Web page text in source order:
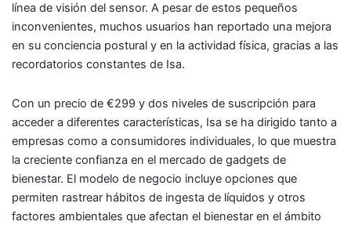
línea de visión del sensor. A pesar de estos pequeños
inconvenientes, muchos usuarios han reportado una mejora
en su conciencia postural y en la actividad física, gracias a las
recordatorios constantes de Isa.
Con un precio de €299 y dos niveles de suscripción para
acceder a diferentes características, Isa se ha dirigido tanto a
empresas como a consumidores individuales, lo que muestra
la creciente confianza en el mercado de gadgets de
bienestar. El modelo de negocio incluye opciones que
permiten rastrear hábitos de ingesta de líquidos y otros
factores ambientales que afectan el bienestar en el ámbito